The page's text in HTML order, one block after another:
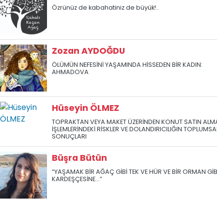
Özrünüz de kabahatiniz de büyük!..
Zozan AYDOĞDU
ÖLÜMÜN NEFESİNİ YAŞAMINDA HİSSEDEN BİR KADIN:
AHMADOVA
Hüseyin ÖLMEZ
TOPRAKTAN VEYA MAKET ÜZERİNDEN KONUT SATIN
İŞLEMLERİNDEKİ RİSKLER VE DOLANDIRICILIĞIN
SONUÇLARI
Büşra Bütün
“YAŞAMAK BİR AĞAÇ GİBİ TEK VE HÜR VE BİR ORMAN
KARDEŞÇESİNE...”